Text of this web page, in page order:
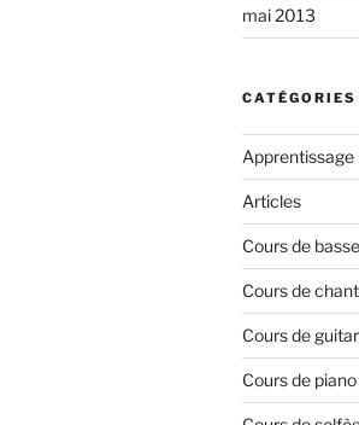
mai 2013
CATÉGORIES
Apprentissage
Articles
Cours de basse
Cours de chant
Cours de
Cours de piano